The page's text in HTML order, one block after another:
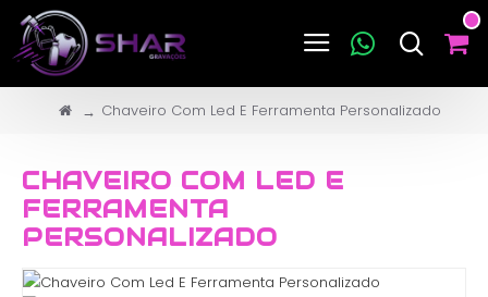
Chaveiro Com Led E Ferramenta Personalizado
CHAVEIRO COM LED E
FERRAMENTA
PERSONALIZADO